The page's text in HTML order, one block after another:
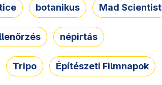
botanikus Mad Scientist
népirtás
Tripo Építészeti Filmnapok